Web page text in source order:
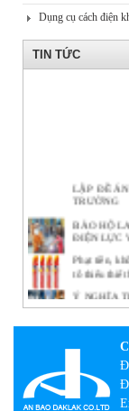
Dụng cụ cách điện
TIN TỨC
LẬP ĐỀ
TRƯỜNG
BẢO HỘ
ĐIỆN LỰC
Phạt tiền,
tô thiếu
Ý NGHĨA
CÔNG
BẢO HỘ
NHỮNG
CẦN BIẾT
Lạ lẫm với
bảo hộ lao